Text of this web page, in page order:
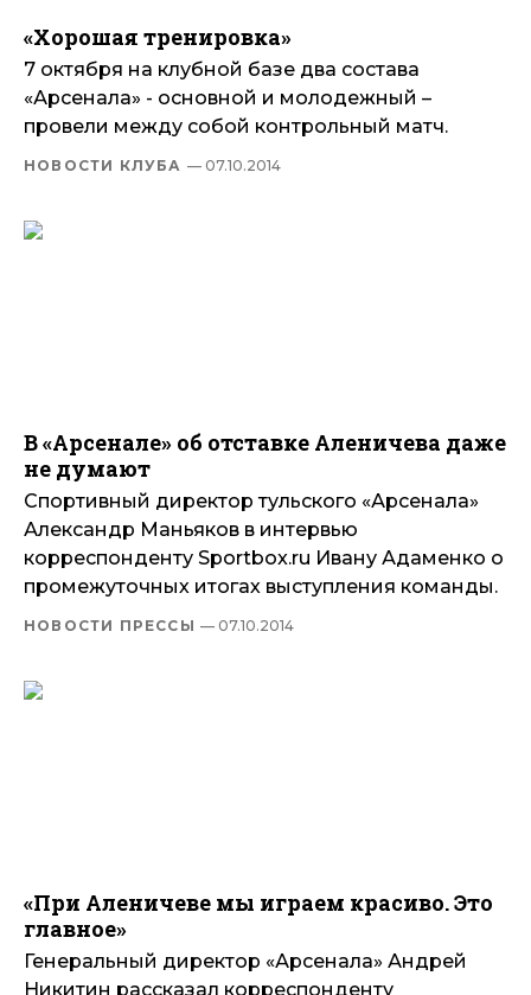
«Хорошая тренировка»
7 октября на клубной базе два состава
«Арсенала» - основной и молодежный –
провели между собой контрольный матч.
НОВОСТИ КЛУБА — 07.10.2014
В «Арсенале» об отставке Аленичева даже
не думают
Спортивный директор тульского «Арсенала»
Александр Маньяков в интервью
корреспонденту Sportbox.ru Ивану Адаменко о
промежуточных итогах выступления команды.
НОВОСТИ ПРЕССЫ — 07.10.2014
«При Аленичеве мы играем красиво. Это
главное»
Генеральный директор «Арсенала» Андрей
Никитин рассказал корреспонденту